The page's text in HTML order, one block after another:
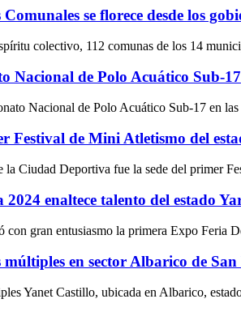
se florece desde los
colectivo, 112 comunas de los 14
Nacional de Polo Acuático Sub-17
Nacional de Polo Acuático Sub-17 en las
Festival de Mini Atletismo del
Ciudad Deportiva fue la sede del primer
enaltece talento del estado
gran entusiasmo la primera Expo Feria
en sector Albarico de
Yanet Castillo, ubicada en Albarico,